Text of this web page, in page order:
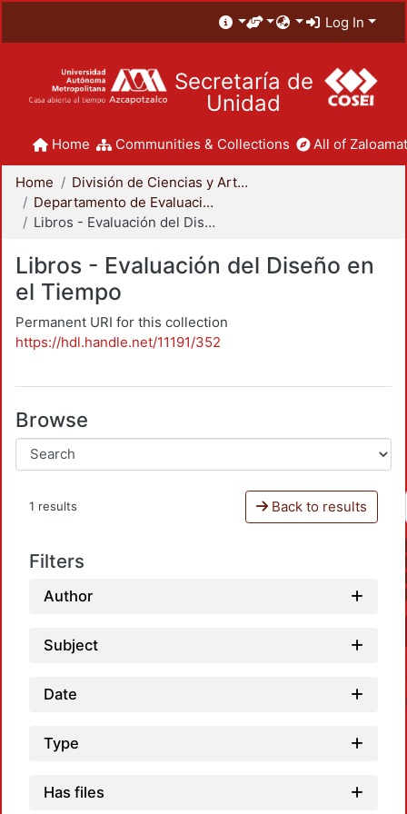
Log In
Secretaría de
Unidad
Home Communities & Collections All of
Home
División de Ciencias y Artes para el Diseño
Departamento de Evaluación del Diseño en el Tiempo
Libros - Evaluación del Diseño en el Tiempo
Libros - Evaluación del Diseño en
el Tiempo
Permanent URI for this collection
https://hdl.handle.net/11191/352
Browse
1 results Back to results
Filters
Author
Subject
Date
Type
Has files